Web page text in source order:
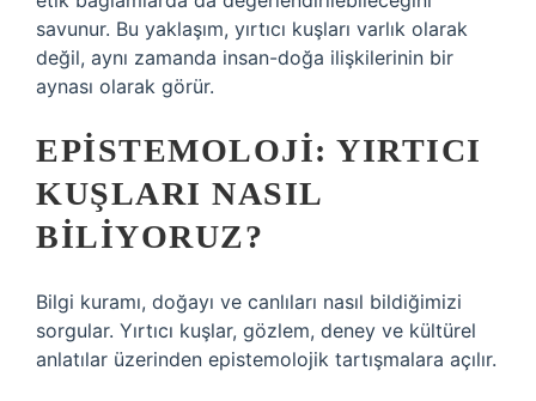
savunur. Bu yaklaşım, yırtıcı kuşları varlık olarak
değil, aynı zamanda insan-doğa ilişkilerinin bir
aynası olarak görür.
EPISTEMOLOJI: YIRTICI
KUŞLARI NASIL
BILIYORUZ?
Bilgi kuramı, doğayı ve canlıları nasıl bildiğimizi
sorgular. Yırtıcı kuşlar, gözlem, deney ve kültürel
anlatılar üzerinden epistemolojik tartışmalara açılır.